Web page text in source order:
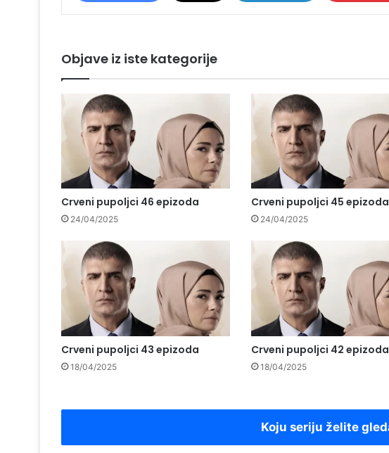
Objave iz iste kategorije
Crveni pupoljci 46 epizoda
24/04/2025
Crveni pupoljci 45 epizoda
24/04/2025
Crveni pupoljci 43 epizoda
18/04/2025
Crveni pupoljci 42 epizoda
18/04/2025
Koju seriju želite